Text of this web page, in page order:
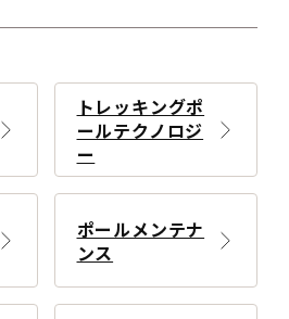
トレッキングポ
ールテクノロジ
ー
ポールメンテナ
ンス